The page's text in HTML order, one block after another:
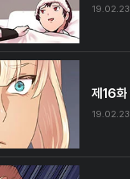
19.02.23
제16화
19.02.23